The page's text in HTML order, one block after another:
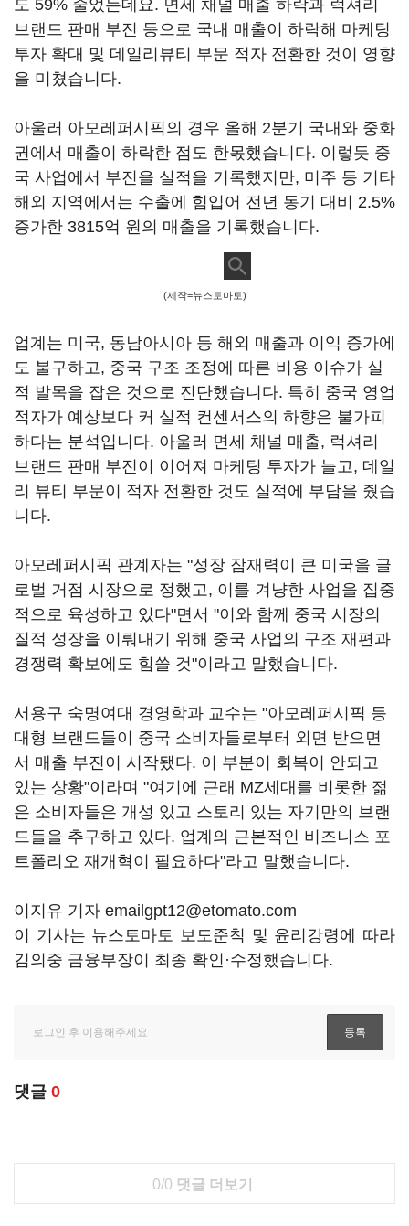
도 59% 줄었는데요. 면세 채널 매출 하락과 럭셔리
브랜드 판매 부진 등으로 국내 매출이 하락해 마케팅
투자 확대 및 데일리뷰티 부문 적자 전환한 것이 영향
을 미쳤습니다.
아울러 아모레퍼시픽의 경우 올해 2분기 국내와 중화
권에서 매출이 하락한 점도 한몫했습니다. 이렇듯 중
국 사업에서 부진을 실적을 기록했지만, 미주 등 기타
해외 지역에서는 수출에 힘입어 전년 동기 대비 2.5%
증가한 3815억 원의 매출을 기록했습니다.
(제작=뉴스토마토)
업계는 미국, 동남아시아 등 해외 매출과 이익 증가에
도 불구하고, 중국 구조 조정에 따른 비용 이슈가 실
적 발목을 잡은 것으로 진단했습니다. 특히 중국 영업
적자가 예상보다 커 실적 컨센서스의 하향은 불가피
하다는 분석입니다. 아울러 면세 채널 매출, 럭셔리
브랜드 판매 부진이 이어져 마케팅 투자가 늘고, 데일
리 뷰티 부문이 적자 전환한 것도 실적에 부담을 줬습
니다.
아모레퍼시픽 관계자는 "성장 잠재력이 큰 미국을 글
로벌 거점 시장으로 정했고, 이를 겨냥한 사업을 집중
적으로 육성하고 있다"면서 "이와 함께 중국 시장의
질적 성장을 이뤄내기 위해 중국 사업의 구조 재편과
경쟁력 확보에도 힘쓸 것"이라고 말했습니다.
서용구 숙명여대 경영학과 교수는 "아모레퍼시픽 등
대형 브랜드들이 중국 소비자들로부터 외면 받으면
서 매출 부진이 시작됐다. 이 부분이 회복이 안되고
있는 상황"이라며 "여기에 근래 MZ세대를 비롯한 젊
은 소비자들은 개성 있고 스토리 있는 자기만의 브랜
드들을 추구하고 있다. 업계의 근본적인 비즈니스 포
트폴리오 재개혁이 필요하다"라고 말했습니다.
이지유 기자 emailgpt12@etomato.com
이 기사는 뉴스토마토 보도준칙 및 윤리강령에 따라
김의중 금융부장이 최종 확인·수정했습니다.
댓글 0
0/0 댓글 더보기